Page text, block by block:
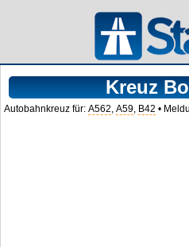
Kreuz
Autobahnkreuz für:A562,A59, B42 •